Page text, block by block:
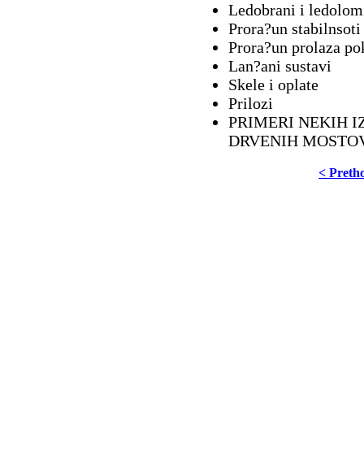
Ledobrani i
Prora?un stabilnsoti
Prora?un prolaza
Lan?ani sustavi
Skele i oplate
Prilozi
PRIMERI NEKIH
DRVENIH
<